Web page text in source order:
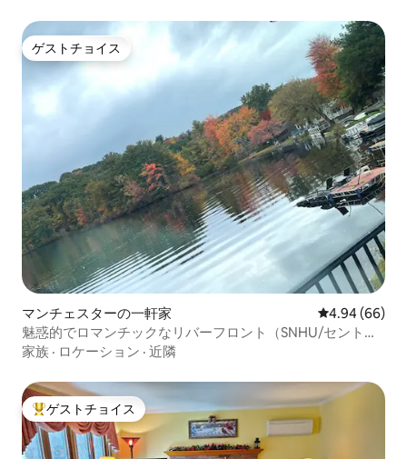
ゲストチョイス
ゲストチョイス
マンチェスターの一軒家 レビュー66件
4.94 (66)
魅惑的でロマンチックなリバーフロント（SNHU/セントア
ンセルム）
家族 · ロケーション · 近隣
大好評のゲストチョイスです。
ゲストチョイス